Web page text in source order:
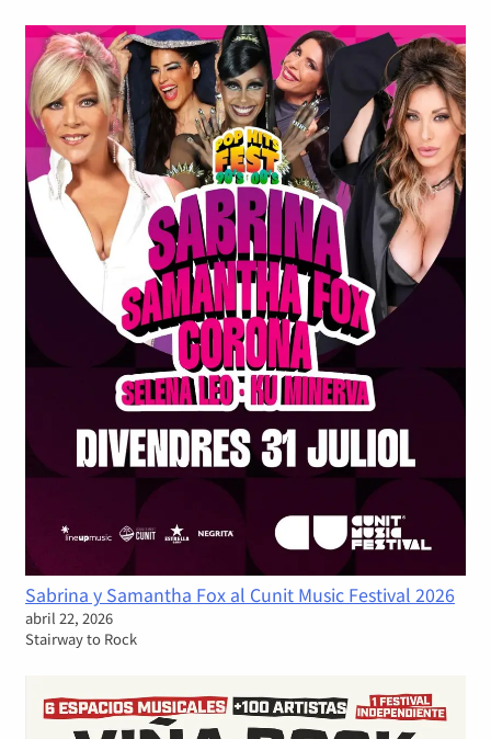
Sabrina y Samantha Fox al Cunit Music Festival 2026
abril 22, 2026
Stairway to Rock